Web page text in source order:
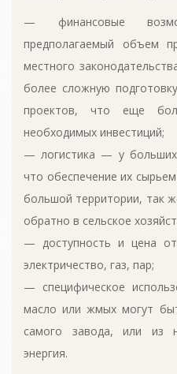
— финансовые
предполагаемый объем
местного
более сложную
проектов, что еще
необходимых инвестиций;
— логистика — у больших
что обеспечение их
большой территории, так
обратно в сельское
— доступность и цена
электричество, газ, пар;
— специфическое
масло или жмых могут
самого завода, или из
энергия.